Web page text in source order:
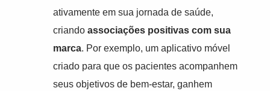
ativamente em sua jornada de saúde,
criando associações positivas com sua
marca. Por exemplo, um aplicativo móvel
criado para que os pacientes acompanhem
seus objetivos de bem-estar, ganhem